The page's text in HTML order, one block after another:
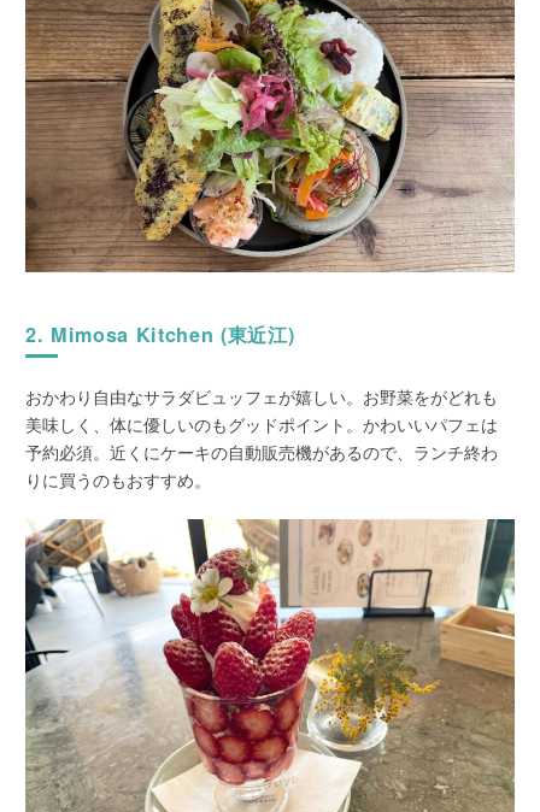
2. Mimosa Kitchen (東近江)
おかわり自由なサラダビュッフェが嬉しい。お野菜をがどれも
美味しく、体に優しいのもグッドポイント。かわいいパフェは
予約必須。近くにケーキの自動販売機があるので、ランチ終わ
りに買うのもおすすめ。